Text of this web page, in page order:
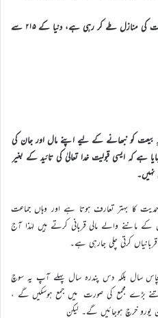
آج بھی ہم دیکھ رہے ہیں کہ جماعت ترقیات کی منازل طے کر رہی ہے، دنیا کے ۲۱۵ سے
کو نبھانے کے لیے اپنے مال اور جان کی
ہے کہ ایسی قبولیت خدا تعالیٰ کی تائید کے بغیر
نہیں۔
کا بہتر تعارف ہوتا ہے اور وہاں جماعت
ماننے والے مالی قربانی کرتے ہیں لہٰذا آج
کرتی چلی جارہی ہے۔
سال بلکہ دس پندرہ سال پہلے آپ یہ سوچ
بڑے مجمع کی صورت میں جمع ہوسکیں گے ،
خرچ ہوجائیں گے۔ لیکن